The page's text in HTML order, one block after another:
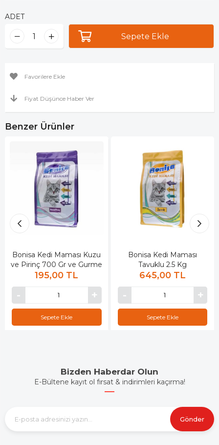
ADET
Favorilere Ekle
Fiyat Düşünce Haber Ver
Benzer Ürünler
Bonisa Kedi Maması Kuzu
ve Pirinç 700 Gr ve Gurme
195,00 TL
Sepete Ekle
Bonisa Kedi Maması
Tavuklu 2.5 Kg
645,00 TL
Sepete Ekle
Bizden Haberdar Olun
E-Bültene kayıt ol fırsat & indirimleri kaçırma!
Gönder